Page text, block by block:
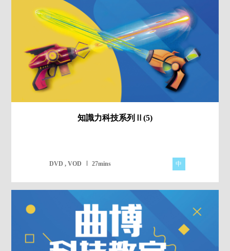
知識力科技系列Ⅱ(5)
DVD , VOD 27mins 中